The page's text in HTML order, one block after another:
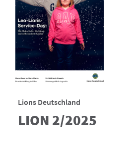
Lions Deutschland
LION 2/2025